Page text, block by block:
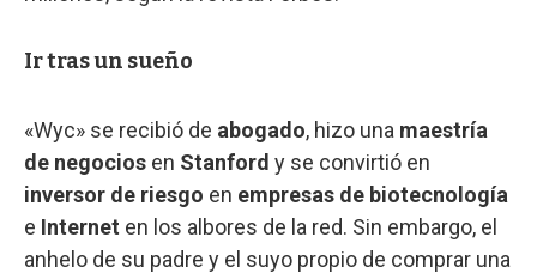
Ir tras un sueño
«Wyc» se recibió de abogado, hizo una maestría
de negocios en Stanford y se convirtió en
inversor de riesgo en empresas de biotecnología
e Internet en los albores de la red. Sin embargo, el
anhelo de su padre y el suyo propio de comprar una